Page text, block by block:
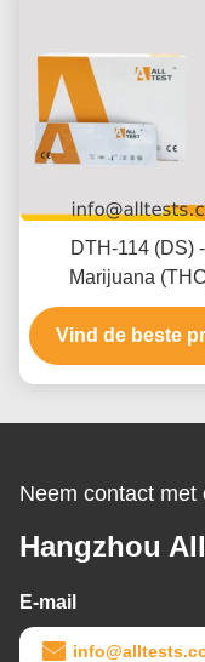
DTH-114 (DS)
Marijuana
Sneltestpaneel
(Paneel)
Vind de beste
Neem contact met
Hangzhou
E-mail